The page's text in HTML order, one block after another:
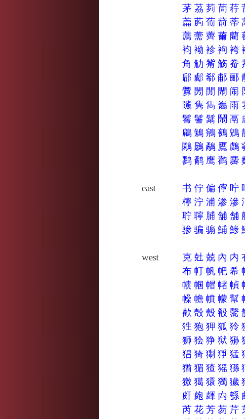
茅茘茢茼荇
萹葋葡葥蒂
薦薷薺薾藺
袀袎袗袧袴
角觔觜觞觠
郈 郕郗 郙郦
釁 閍 閒 閙 闹
隲隽雋 雟雨
鬌鬐鬗 鬧 鬲
鵳鵵鵷鵺 鶂
鷴 鷵鷸 鷹 鸆
鹨鹬 鹰鹳 麡
east 书佇偏儜 咛
檸泞浦渗滲
聍聹 脯舖舗
骖骗骟鯆鯵
west 克 兙 兢 內 内
布帄帆帊希
帻帼帽帾幀
幧幨幩幪幫
歡殻殼殽毊
狌狍狎狐狑
狮狯狰狱狲
猖猗猘猙猛
猶猸猹猺猻
獥獦獧獨獩
皯 皰 皹 禸綔
芮花芳芴芹